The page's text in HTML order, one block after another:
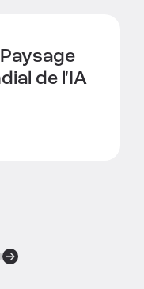
Paysage
de l'IA